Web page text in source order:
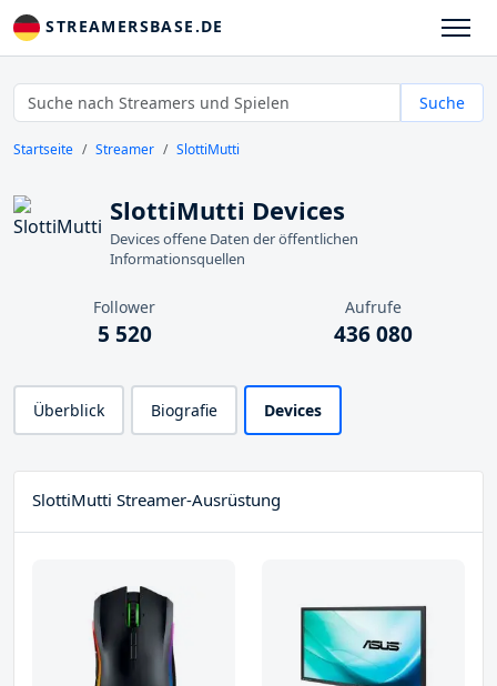
STREAMERSBASE.DE
Suche
Startseite Streamer SlottiMutti
SlottiMutti Devices
Devices offene Daten der öffentlichen
Informationsquellen
Follower
5 520
Aufrufe
436 080
Überblick Biografie Devices
SlottiMutti Streamer-Ausrüstung